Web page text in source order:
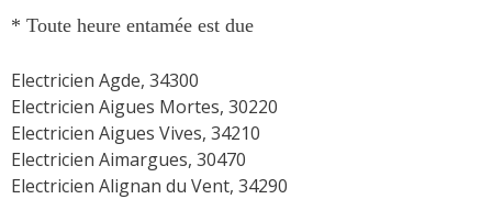
* Toute heure entamée est due
Electricien Agde, 34300
Electricien Aigues Mortes, 30220
Electricien Aigues Vives, 34210
Electricien Aimargues, 30470
Electricien Alignan du Vent, 34290